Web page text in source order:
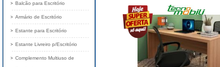
Balcão para Escritório
Armário de Escritório
Estante para Escritório
Estante Livreiro p/Escritório
Complemento Multiuso de